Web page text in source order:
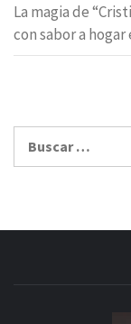
La magia de
con sabor a